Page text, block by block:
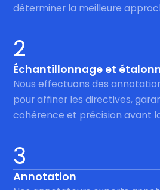
déterminer la meilleure
2
Échantillonnage et
Nous effectuons des
pour affiner les directives,
cohérence et précision avant
3
Annotation